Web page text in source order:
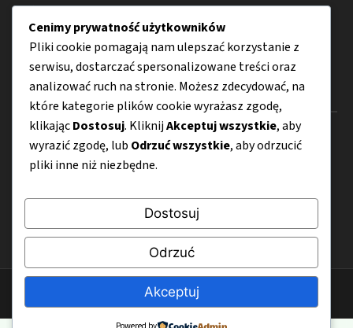
Odżywianie
Porady
Menu
Kontakt
Mapa strony
Polityka prywatności
© 2026 Super-Zywnosc.pl
Cenimy prywatność użytkowników
Pliki cookie pomagają nam ulepszać korzystanie z
serwisu, dostarczać spersonalizowane treści oraz
analizować ruch na stronie. Możesz zdecydować, na
które kategorie plików cookie wyrażasz zgodę,
klikającDostosuj. KliknijAkceptuj wszystkie, aby
wyrazić zgodę, lub Odrzuć wszystkie, aby odrzucić
pliki inne niż niezbędne.
Dostosuj
Odrzuć
Akceptuj